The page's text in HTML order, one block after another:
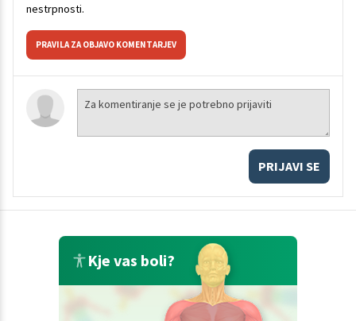
nestrpnosti.
PRAVILA ZA OBJAVO KOMENTARJEV
PRIJAVI SE
Kje vas boli?